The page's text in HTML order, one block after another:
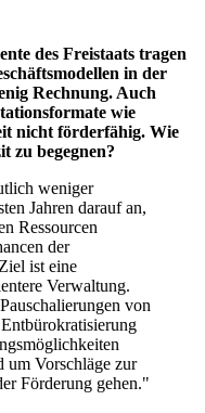
des Freistaats tragen
in der
Rechnung. Auch
wie
nicht förderfähig. Wie
zu begegnen?
weniger
Jahren darauf an,
Ressourcen
der
ist eine
Verwaltung.
von
um Vorschläge zur
Förderung gehen."